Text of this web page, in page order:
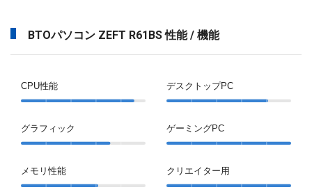
BTOパソコン ZEFT R61BS 性能 / 機能
CPU性能
グラフィック
メモリ性能
デスクトップPC
ゲーミングPC
クリエイター用